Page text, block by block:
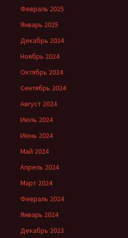
Февраль 2025
Январь 2025
Декабрь 2024
Ноябрь 2024
Октябрь 2024
Сентябрь 2024
Август 2024
Июль 2024
Июнь 2024
Май 2024
Апрель 2024
Март 2024
Февраль 2024
Январь 2024
Декабрь 2023